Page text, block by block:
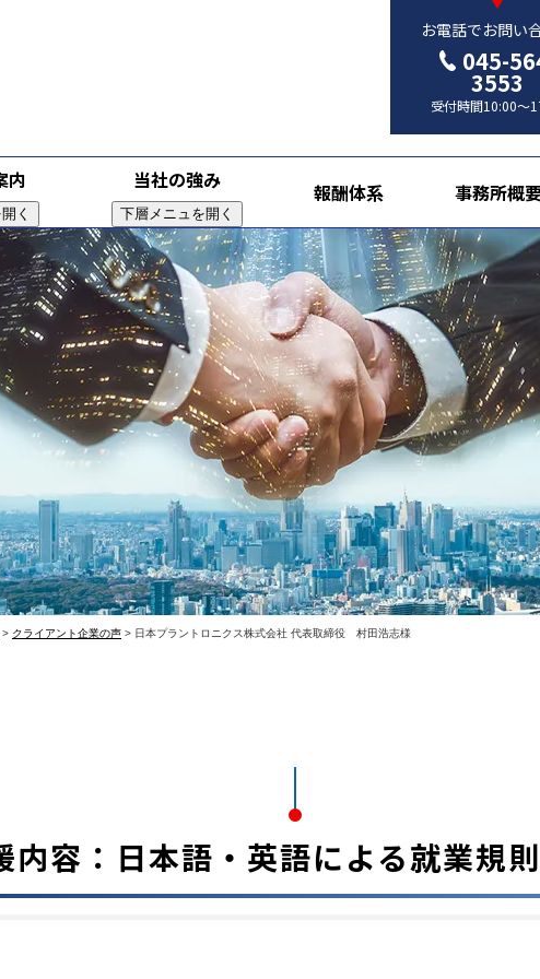
お電話でお問い
045-
3553
受付時間10:00～
内
く
当社の強み
下層メニュを開く
報酬体系 事務所概
> クライアント企業の声 > 日本プラントロニクス株式会社 代表取締役 村田浩志様
内容：日本語・英語による就業規